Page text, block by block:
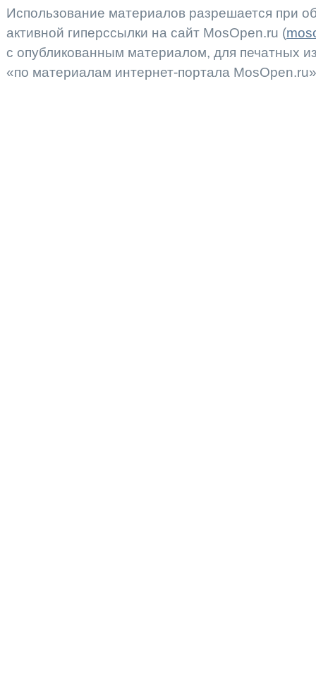
Использование материалов разрешается при
активной гиперссылки на сайт MosOpen.ru (
с опубликованным материалом, для печатных
«по материалам интернет-портала